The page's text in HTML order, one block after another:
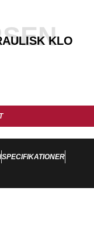
KLO
SPECIFIKATIONER